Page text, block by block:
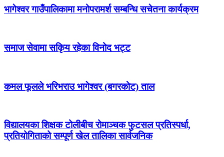
भागेश्वर गाउँपालिकामा मनोपरामर्श सम्बन्धि सचेतना कार्यक्रम
समाज सेवामा सकिृय रहेका विनोद भट्ट
कमल फूलले भरिभराउ भागेश्वर (बगरकोट) ताल
विद्यालयका शिक्षक टोलीबीच रोमाञ्चक फुटसल प्रतिस्पर्धा,
प्रतियोगिताको सम्पूर्ण खेल तालिका सार्वजनिक